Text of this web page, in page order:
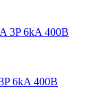
6kA 400В